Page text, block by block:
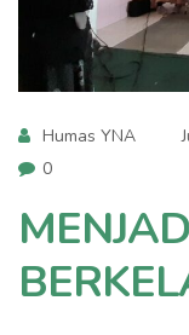
Humas YNA
0